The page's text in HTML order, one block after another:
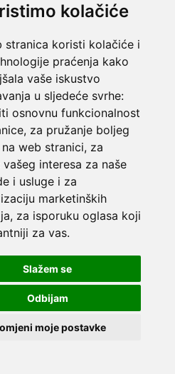
kolačiće
stranica koristi kolačiće i
praćenja kako
vaše iskustvo
u sljedeće svrhe:
osnovnu funkcionalnost
, za pružanje boljeg
web stranici, za
vašeg interesa za naše
i usluge i za
marketinških
, za isporuku oglasa koji
za vas.
Slažem se
Odbijam
moje postavke
novaca
za novac
Dopi grupa d.o.o.